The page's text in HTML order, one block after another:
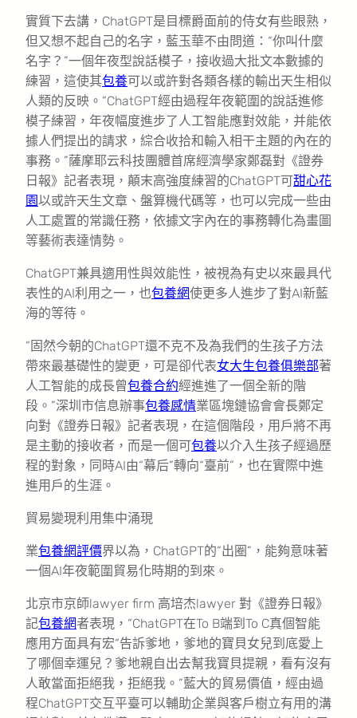
實質下去講，ChatGPT是目標爵面前的侍女有些眼熟，
但又想不起自己的名字，藍玉華不由問道：“你叫什麼
名字？”一個年夜型說話模子，接收過大批文本數據的
練習，這使其包養可以或許對各類各樣的輸出天生相似
人類的反映。“ChatGPT經由過程年夜範圍的說話進修
模子練習，年夜幅度進步了人工智能應對效能，并能依
據人們提出的請求，綜合收拾和輸入相干主題的內在的
事務。”薩摩耶云科技團體首席經濟學家鄭磊對《證券
日報》記者表現，顛末高強度練習的ChatGPT可甜心花
園以或許天生文章、盤算機代碼等，也可以完成一些由
人工處置的常識任務，依據文字內在的事務轉化為畫圖
等藝術表達情勢。
ChatGPT兼具適用性與效能性，被視為有史以來最具代
表性的AI利用之一，也包養網使更多人進步了對AI新藍
海的等待。
“固然今朝的ChatGPT還不克不及為我們的生孩子方法
帶來最基礎性的變更，可是卻代表女大生包養俱樂部著
人工智能的成長曾包養合約經進進了一個全新的階
段。”深圳市信息辦事包養感情業區塊鏈協會會長鄭定
向對《證券日報》記者表現，在這個階段，用戶將不再
是主動的接收者，而是一個可包養以介入生孩子經過歷
程的對象，同時AI由“幕后”轉向“臺前”，也在實際中進
進用戶的生涯。
貿易變現利用集中涌現
業包養網評價界以為，ChatGPT的“出圈”，能夠意味著
一個AI年夜範圍貿易化時期的到來。
北京市京師lawyer firm 高培杰lawyer 對《證券日報》
記包養網者表現，“ChatGPT在To B端到To C真個智能
應用方面具有宏“告訴爹地，爹地的寶貝女兒到底愛上
了哪個幸運兒？爹地親自出去幫我寶貝提親，看有沒有
人敢當面拒絕我，拒絕我。”藍大的貿易價值，經由過
程ChatGPT交互平臺可以輔助企業與客戶樹立有用的溝